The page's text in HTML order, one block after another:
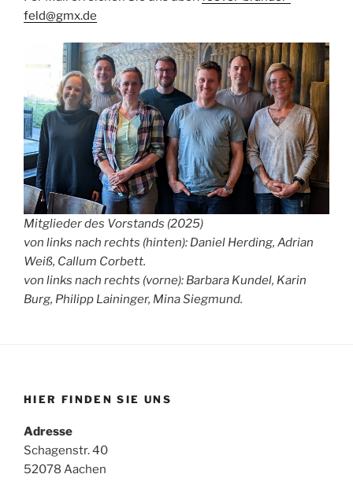
feld@gmx.de
Mitglieder des Vorstands (2025)
von links nach rechts (hinten): Daniel Herding, Adrian
Weiß, Callum Corbett.
von links nach rechts (vorne): Barbara Kundel, Karin
Burg, Philipp Laininger, Mina Siegmund.
HIER FINDEN SIE UNS
Adresse
Schagenstr. 40
52078 Aachen